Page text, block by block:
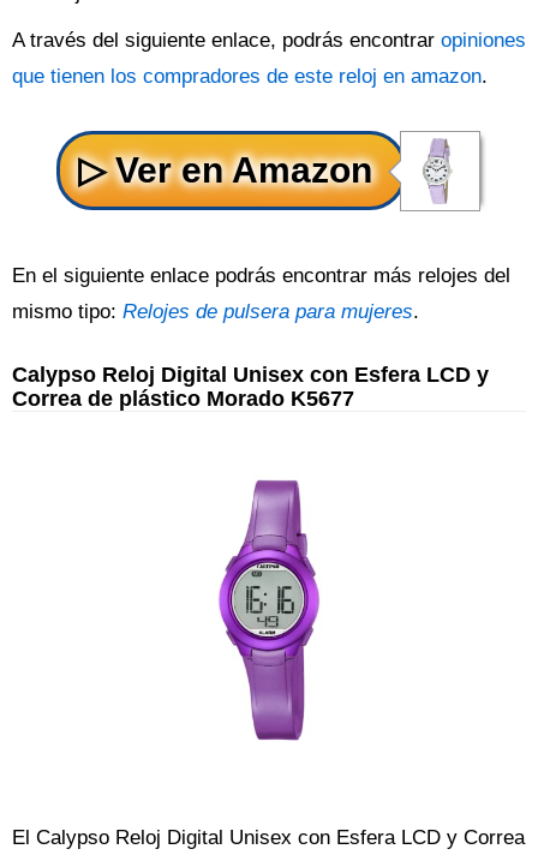
A través del siguiente enlace, podrás encontrar opiniones
que tienen los compradores de este reloj en amazon.
En el siguiente enlace podrás encontrar más relojes del
mismo tipo: Relojes de pulsera para mujeres.
Calypso Reloj Digital Unisex con Esfera LCD y
Correa de plástico Morado K5677
El Calypso Reloj Digital Unisex con Esfera LCD y Correa